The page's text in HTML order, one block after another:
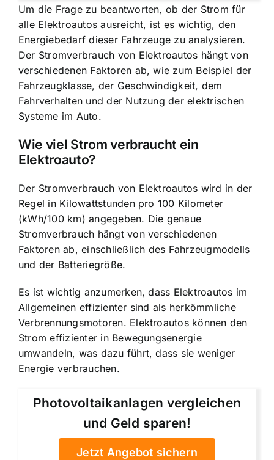
Um die Frage zu beantworten, ob der Strom für
alle Elektroautos ausreicht, ist es wichtig, den
Energiebedarf dieser Fahrzeuge zu analysieren.
Der Stromverbrauch von Elektroautos hängt von
verschiedenen Faktoren ab, wie zum Beispiel der
Fahrzeugklasse, der Geschwindigkeit, dem
Fahrverhalten und der Nutzung der elektrischen
Systeme im Auto.
Wie viel Strom verbraucht ein
Elektroauto?
Der Stromverbrauch von Elektroautos wird in der
Regel in Kilowattstunden pro 100 Kilometer
(kWh/100 km) angegeben. Die genaue
Stromverbrauch hängt von verschiedenen
Faktoren ab, einschließlich des Fahrzeugmodells
und der Batteriegröße.
Es ist wichtig anzumerken, dass Elektroautos im
Allgemeinen effizienter sind als herkömmliche
Verbrennungsmotoren. Elektroautos können den
Strom effizienter in Bewegungsenergie
umwandeln, was dazu führt, dass sie weniger
Energie verbrauchen.
Photovoltaikanlagen vergleichen
und Geld sparen!
Jetzt Angebot sichern